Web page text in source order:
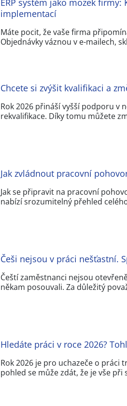
ERP systém jako mozek
implementací
Máte pocit, že vaše firma
Objednávky váznou v e-mailech,
Chcete si zvýšit kvalifikaci a
Rok 2026 přináší vyšší podporu v
rekvalifikace. Díky tomu můžete
Jak zvládnout pracovní
Jak se připravit na pracovní
nabízí srozumitelný přehled
Češi nejsou v práci nešťastní.
Čeští zaměstnanci nejsou
někam posouvali. Za důležitý
Hledáte práci v roce 2026?
Rok 2026 je pro uchazeče o práci
pohled se může zdát, že je vše